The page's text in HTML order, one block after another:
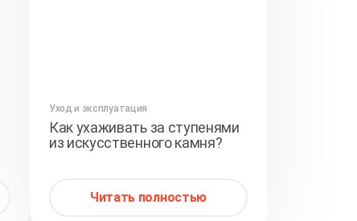
Уход и эксплуатация
Как ухаживать за ступенями
из искусственного камня?
Читать полностью